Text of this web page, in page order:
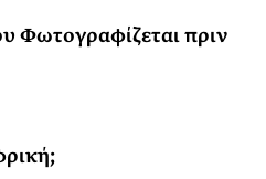
Φωτογραφίζεται πριν